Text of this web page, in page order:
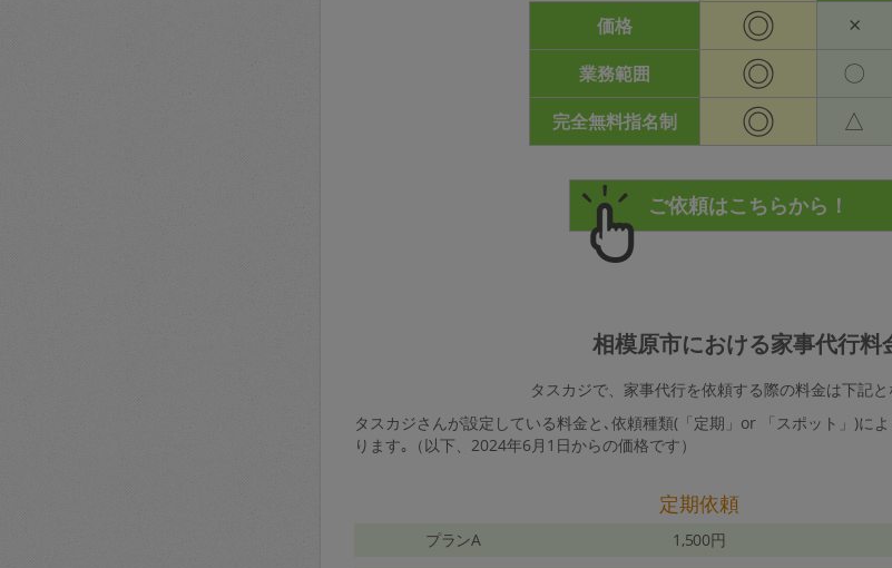
価格
◎ ×
業務範囲 ◎ 〇
完全無料指名制 ◎ △
相模原市における家事代行料
タスカジで、家事代行を依頼する際の料金は下記と
タスカジさんが設定している料金と､依頼種類(「定期」or 「スポット」)に
ります｡（以下、2024年6月1日からの価格です）
定期依頼
プランA 1,500円